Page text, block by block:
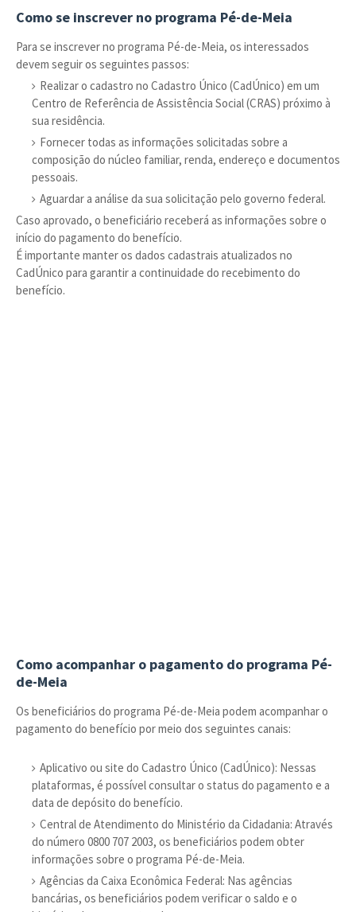
Como se inscrever no programa Pé-de-Meia
Para se inscrever no programa Pé-de-Meia, os interessados
devem seguir os seguintes passos:
Realizar o cadastro no Cadastro Único (CadÚnico) em um
Centro de Referência de Assistência Social (CRAS) próximo à
sua residência.
Fornecer todas as informações solicitadas sobre a
composição do núcleo familiar, renda, endereço e documentos
pessoais.
Aguardar a análise da sua solicitação pelo governo federal.
Caso aprovado, o beneficiário receberá as informações sobre o
início do pagamento do benefício.
É importante manter os dados cadastrais atualizados no
CadÚnico para garantir a continuidade do recebimento do
benefício.
Como acompanhar o pagamento do programa Pé-
de-Meia
Os beneficiários do programa Pé-de-Meia podem acompanhar o
pagamento do benefício por meio dos seguintes canais:
Aplicativo ou site do Cadastro Único (CadÚnico): Nessas
plataformas, é possível consultar o status do pagamento e a
data de depósito do benefício.
Central de Atendimento do Ministério da Cidadania: Através
do número 0800 707 2003, os beneficiários podem obter
informações sobre o programa Pé-de-Meia.
Agências da Caixa Econômica Federal: Nas agências
bancárias, os beneficiários podem verificar o saldo e o